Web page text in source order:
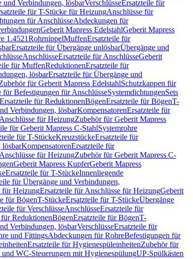
und Verbindungen, lösbarVerschlüsseErsatzteile für
für T-Stücke für HeizungAnschlüsse für
für AnschlüsseAbdeckungen für
Geberit Mapress EdelstahlGeberit Mapress
1.4521RohrnippelMuffenErsatzteile für
Ersatzteile für Übergänge unlösbarÜbergänge und
AnschlüsseErsatzteile für AnschlüsseGeberit
für MuffenReduktionenErsatzteile für
lösbarErsatzteile für Übergänge und
für Geberit Mapress EdelstahlSchutzkappen für
für Befestigungen für AnschlüsseSystemdichtungenSets
Ersatzteile für ReduktionenBögenErsatzteile für BögenT-
Verbindungen, lösbarKompensatorenErsatzteile für
für HeizungZubehör für Geberit Mapress
für Geberit Mapress C-StahlSystemrohre
für T-StückeKreuzstückeErsatzteile für
lösbarKompensatorenErsatzteile für
für HeizungZubehör für Geberit Mapress C-
Geberit Mapress KupferGeberit Mapress
Ersatzteile für T-StückeInnenliegende
für Übergänge und Verbindungen,
für HeizungErsatzteile für Anschlüsse für HeizungGeberit
für BögenT-StückeErsatzteile für T-StückeÜbergänge
für VerschlüsseAnschlüsseErsatzteile für
ReduktionenBögenErsatzteile für BögenT-
Verbindungen, lösbarVerschlüsseErsatzteile für
und FittingsAbdeckungen für RohreBefestigungen für
Ersatzteile für HygienespüleinheitenZubehör für
WC-Steuerungen mit HygienespülungUP-Spülkästen